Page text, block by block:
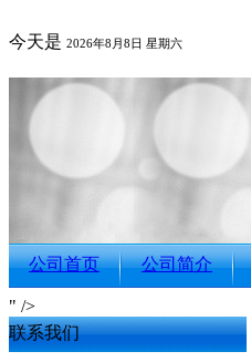
今天是 2026年8月8日 星期六
公司首页 公司简介
" />
联系我们